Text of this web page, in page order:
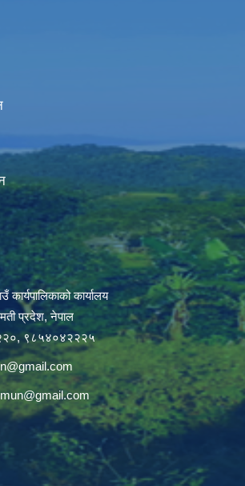
कार्यपालिकाको कार्यालय
प्रदेश, नेपाल
९८५४०४२२२५